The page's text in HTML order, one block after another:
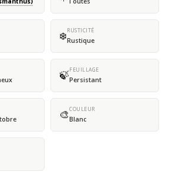
❄️RUSTICITÉ
Rustique
🍃FEUILLAGE
Persistant
🎨COULEUR
Blanc